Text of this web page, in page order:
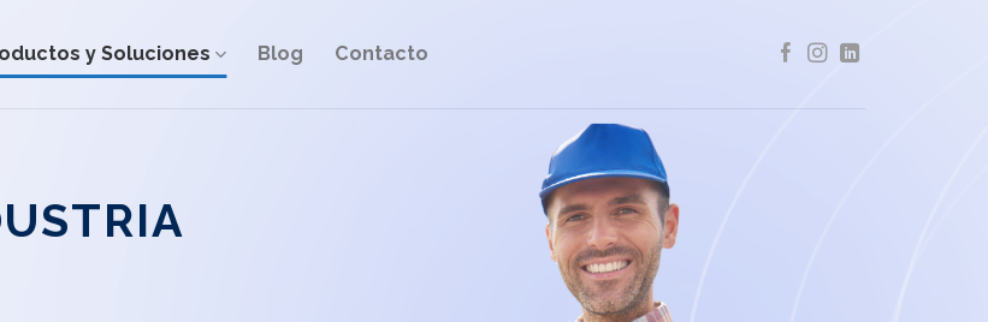
y Soluciones Blog Contacto